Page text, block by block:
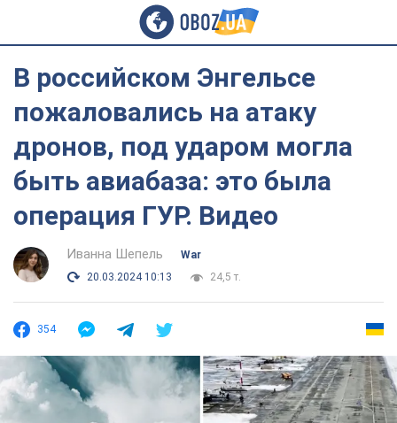
В российском Энгельсе
пожаловались на атаку
дронов, под ударом могла
быть авиабаза: это была
операция ГУР. Видео
Иванна Шепель
War
20.03.2024 10:13
24,5 т.
354